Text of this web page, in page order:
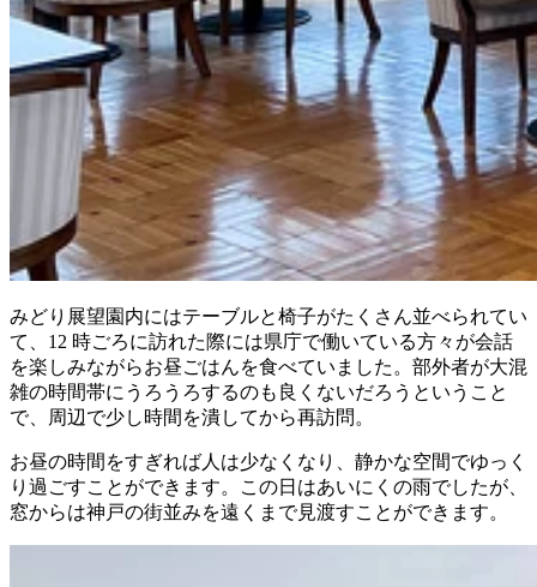
みどり展望園内にはテーブルと椅子がたくさん並べられてい
て、12 時ごろに訪れた際には県庁で働いている方々が会話
を楽しみながらお昼ごはんを食べていました。部外者が大混
雑の時間帯にうろうろするのも良くないだろうということ
で、周辺で少し時間を潰してから再訪問。
お昼の時間をすぎれば人は少なくなり、静かな空間でゆっく
り過ごすことができます。この日はあいにくの雨でしたが、
窓からは神戸の街並みを遠くまで見渡すことができます。